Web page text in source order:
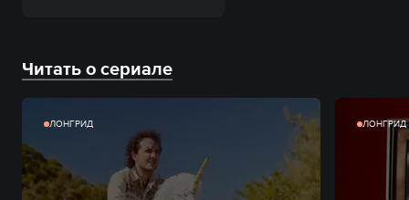
Читать о сериале
ЛОНГРИД ЛОНГРИД